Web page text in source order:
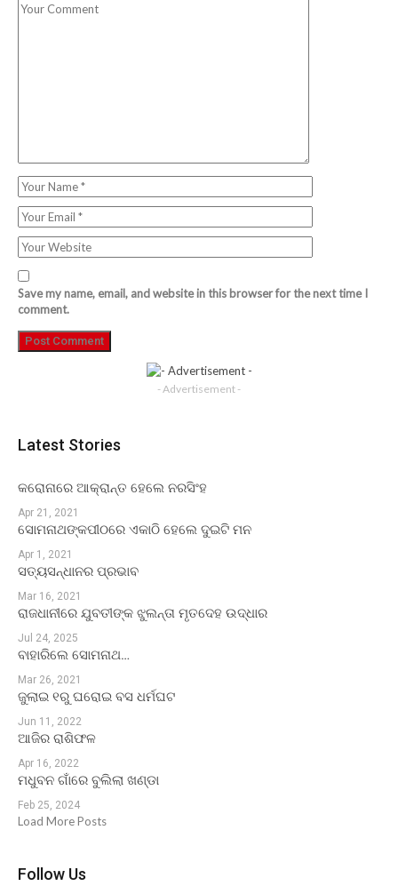
Save my name, email, and website in this browser for the next time I
comment.
- Advertisement -
Latest Stories
କରୋନାରେ ଆକ୍ରାନ୍ତ ହେଲେ ନରସିଂହ
Apr 21, 2021
ସୋମନାଥଙ୍କପୀଠରେ ଏକାଠି ହେଲେ ଦୁଇଟି ମନ
Apr 1, 2021
ସତ୍ୟସନ୍ଧାନର ପ୍ରଭାବ
Mar 16, 2021
ରାଜଧାନୀରେ ଯୁବତୀଙ୍କ ଝୁଲନ୍ତା ମୃତଦେହ ଉଦ୍ଧାର
Jul 24, 2025
ବାହାରିଲେ ସୋମନାଥ…
Mar 26, 2021
ଜୁଲାଇ ୧ରୁ ଘରୋଇ ବସ ଧର୍ମଘଟ
Jun 11, 2022
ଆଜିର ରାଶିଫଳ
Apr 16, 2022
ମଧୁବନ ଗାଁରେ ବୁଲିଲା ଖଣ୍ଡା
Feb 25, 2024
Load More Posts
Follow Us